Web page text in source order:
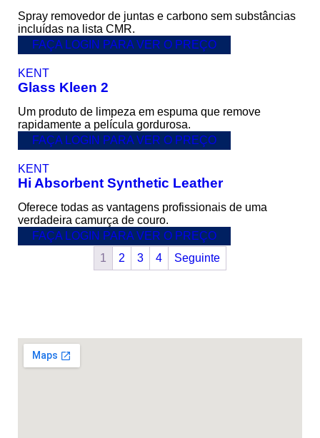
Spray removedor de juntas e carbono sem substâncias
incluídas na lista CMR.
FAÇA LOGIN PARA VER O PREÇO
KENT
Glass Kleen 2
Um produto de limpeza em espuma que remove
rapidamente a película gordurosa.
FAÇA LOGIN PARA VER O PREÇO
KENT
Hi Absorbent Synthetic Leather
Oferece todas as vantagens profissionais de uma
verdadeira camurça de couro.
FAÇA LOGIN PARA VER O PREÇO
1
2 3 4 Seguinte